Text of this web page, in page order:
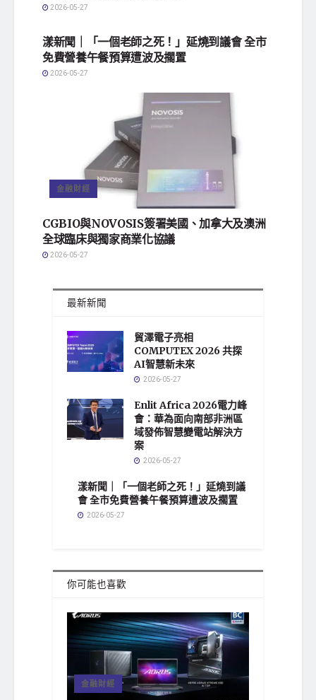
2026-05-27
地方社會
漾新聞｜「一個老師之死！」延燒到議會 全市
免費營養午餐預算遭波及擱置
2026-05-27
金融財經
CGBIO與NOVOSIS簽署美國、加拿大及澳洲
全球臨床與獨家商業化協議
2026-05-27
最新新聞
貿澤電子亮相
COMPUTEX 2026 共探
AI智慧新未來
2026-05-27
Enlit Africa 2026電力峰
會：華為面向南部非洲區
域發佈智慧變電站解決方
案
2026-05-27
漾新聞｜「一個老師之死！」延燒到議
會 全市免費營養午餐預算遭波及擱置
2026-05-27
你可能也喜歡
金融財經